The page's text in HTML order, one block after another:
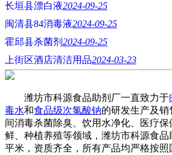
长垣县漂白液2024-09-25
闽清县84消毒液2024-09-25
霍邱县杀菌剂 2024-09-25
上街区酒店清洁用品2024-03-23
潍坊市科源食品助剂厂一直致力于
毒水和食品级次氯酸钠的研发生产及
间消毒杀菌除臭、饮用水净化、医疗
鲜、种植养殖等领域，潍坊市科源食品
平米，资质齐全，所有产品均严格按照